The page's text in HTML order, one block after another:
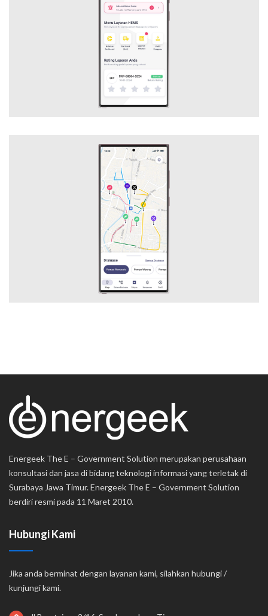
WMS ALBER MOBILE
Mobile Application
SAMID DRAINASE MOBILE
Mobile Application
Energeek The E – Government Solution merupakan perusahaan
konsultasi dan jasa di bidang teknologi informasi yang terletak di
Surabaya Jawa Timur. Energeek The E – Government Solution
berdiri resmi pada 11 Maret 2010.
Hubungi Kami
Jika anda berminat dengan layanan kami, silahkan hubungi /
kunjungi kami.